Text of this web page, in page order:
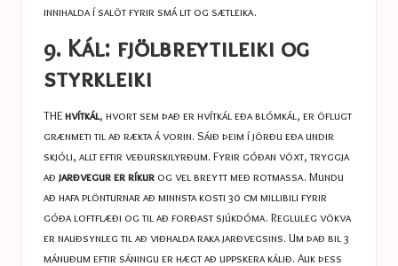
innihalda í salöt fyrir smá lit og sætleika.
9. Kál: fjölbreytileiki og
styrkleiki
THEhvítkál, hvort sem það er hvítkál eða blómkál, er öflugt
grænmeti til að rækta á vorin. Sáið þeim í jörðu eða undir
skjóli, allt eftir veðurskilyrðum. Fyrir góðan vöxt, tryggja
að jarðvegur er ríkur og vel breytt með rotmassa. Mundu
að hafa plönturnar að minnsta kosti 30 cm millibili fyrir
góða loftflæði og til að forðast sjúkdóma. Regluleg vökva
er nauðsynleg til að viðhalda raka jarðvegsins. Um það bil 3
mánuðum eftir sáningu er hægt að uppskera kálið. Auk þess